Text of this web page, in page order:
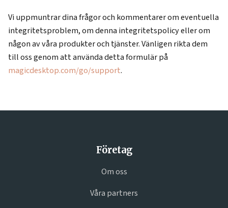
Vi uppmuntrar dina frågor och kommentarer om eventuella
integritetsproblem, om denna integritetspolicy eller om
någon av våra produkter och tjänster. Vänligen rikta dem
till oss genom att använda detta formulär på
magicdesktop.com/go/support.
Företag
Om oss
Våra partners